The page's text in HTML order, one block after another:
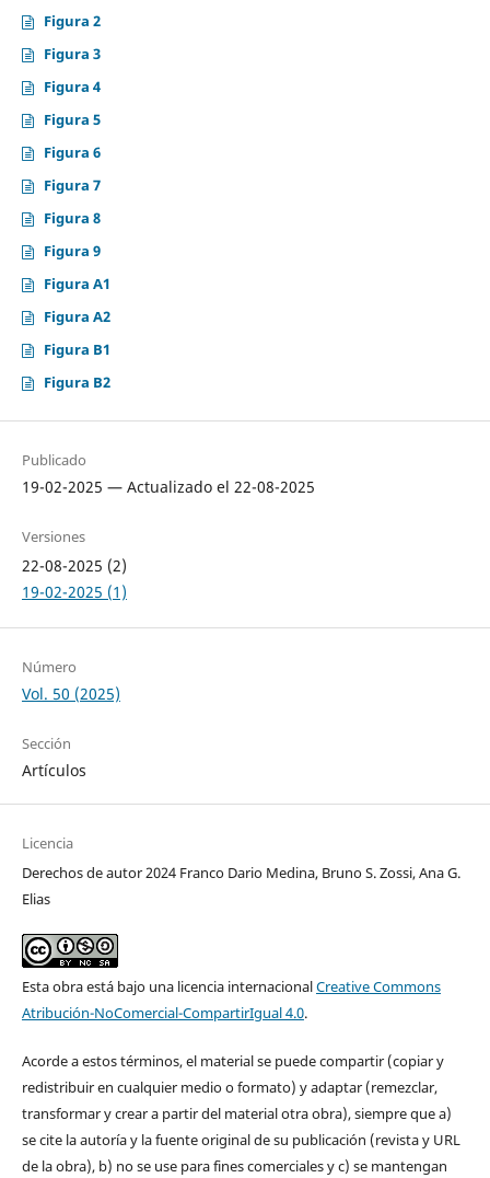
Figura 2
Figura 3
Figura 4
Figura 5
Figura 6
Figura 7
Figura 8
Figura 9
Figura A1
Figura A2
Figura B1
Figura B2
Publicado
19-02-2025 — Actualizado el 22-08-2025
Versiones
22-08-2025 (2)
19-02-2025 (1)
Número
Vol. 50 (2025)
Sección
Artículos
Licencia
Derechos de autor 2024 Franco Dario Medina, Bruno S. Zossi, Ana G.
Elias
Esta obra está bajo una licencia internacionalCreative Commons
Atribución-NoComercial-CompartirIgual 4.0.
Acorde a estos términos, el material se puede compartir (copiar y
redistribuir en cualquier medio o formato) y adaptar (remezclar,
transformar y crear a partir del material otra obra), siempre que a)
se cite la autoría y la fuente original de su publicación (revista y URL
de la obra), b) no se use para fines comerciales y c) se mantengan